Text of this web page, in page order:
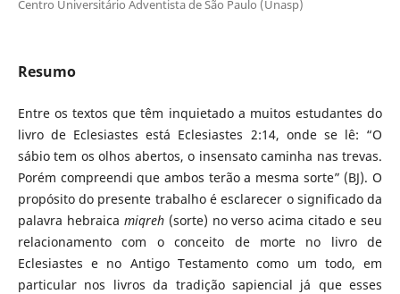
Centro Universitário Adventista de São Paulo (Unasp)
Resumo
Entre os textos que têm inquietado a muitos estudantes do
livro de Eclesiastes está Eclesiastes 2:14, onde se lê: “O
sábio tem os olhos abertos, o insensato caminha nas trevas.
Porém compreendi que ambos terão a mesma sorte” (BJ). O
propósito do presente trabalho é esclarecer o significado da
palavra hebraica miqreh(sorte) no verso acima citado e seu
relacionamento com o conceito de morte no livro de
Eclesiastes e no Antigo Testamento como um todo, em
particular nos livros da tradição sapiencial já que esses